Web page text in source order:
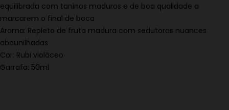
equilibrada com taninos maduros e de boa qualidade a
marcarem o final de boca
Aroma: Repleto de fruta madura com sedutoras nuances
abaunilhadas
Cor: Rubi violáceo
Garrafa: 50ml